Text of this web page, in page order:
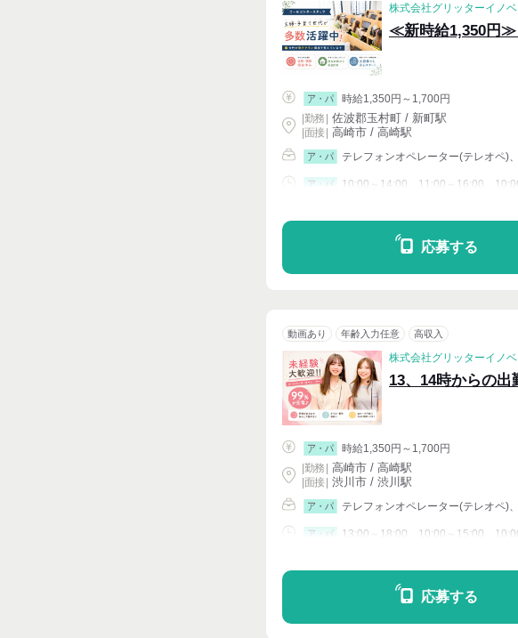
株式会社グリッターイノ
≪新時給1,350円≫
ア・パ
時給1,350円～1,700円
|勤務 佐波郡玉村町 / 新町駅
| 面接 | 高崎市 / 高崎駅
ア・パ テレフォンオペレーター(テレオペ)
ア・パ 10:00～14:00、11:00～16:00、
応募する
動画あり 年齢入力任意 高収入
株式会社グリッターイノ
13、14時からの
ア・パ
時給1,350円～1,700円
|勤務 高崎市 / 高崎駅
| 面接 | 渋川市 / 渋川駅
ア・パ テレフォンオペレーター(テレオペ)
ア・パ 13:00～18:00、10:00～15:00、
応募する